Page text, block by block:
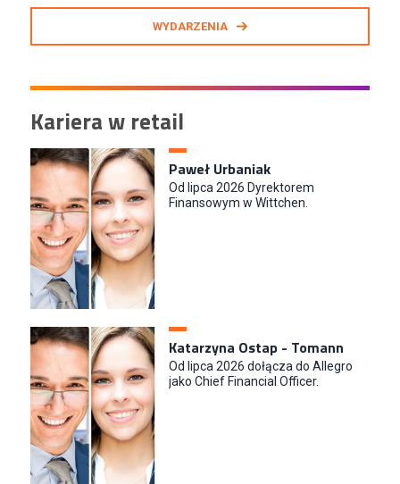
WYDARZENIA
Kariera w retail
Paweł Urbaniak
Od lipca 2026 Dyrektorem
Finansowym w Wittchen.
Katarzyna Ostap - Tomann
Od lipca 2026 dołącza do Allegro
jako Chief Financial Officer.